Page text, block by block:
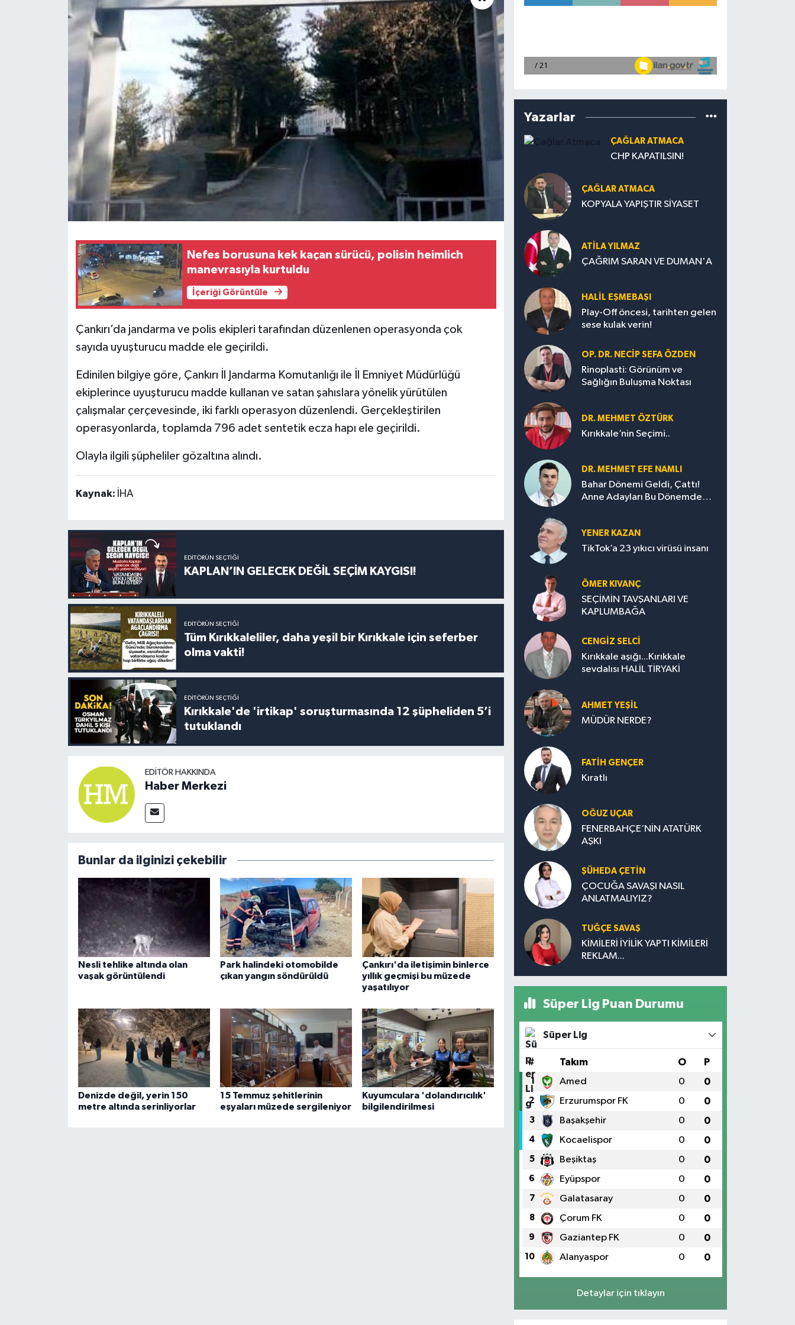
Nefes borusuna kek kaçan sürücü, polisin heimlich
manevrasıyla kurtuldu
İçeriği Görüntüle
Çankırı’da jandarma ve polis ekipleri tarafından düzenlenen operasyonda çok
sayıda uyuşturucu madde ele geçirildi.
Edinilen bilgiye göre, Çankırı İl Jandarma Komutanlığı ile İl Emniyet Müdürlüğü
ekiplerince uyuşturucu madde kullanan ve satan şahıslara yönelik yürütülen
çalışmalar çerçevesinde, iki farklı operasyon düzenlendi. Gerçekleştirilen
operasyonlarda, toplamda 796 adet sentetik ecza hapı ele geçirildi.
Olayla ilgili şüpheliler gözaltına alındı.
Kaynak: İHA
EDITÖRÜN SEÇTIĞI
KAPLAN’IN GELECEK DEĞİL SEÇİM KAYGISI!
EDITÖRÜN SEÇTIĞI
Tüm Kırıkkaleliler, daha yeşil bir Kırıkkale için seferber
olma vakti!
EDITÖRÜN SEÇTIĞI
Kırıkkale'de 'irtikap' soruşturmasında 12 şüpheliden 5’i
tutuklandı
EDITÖR HAKKINDA
Haber Merkezi
Bunlar da ilginizi çekebilir
Nesli tehlike altında olan
vaşak görüntülendi
Park halindeki otomobilde
çıkan yangın söndürüldü
Çankırı'da iletişimin binlerce
yıllık geçmişi bu müzede
yaşatılıyor
Denizde değil, yerin 150
metre altında serinliyorlar
15 Temmuz şehitlerinin
eşyaları müzede sergileniyor
Kuyumculara 'dolandırıcılık'
bilgilendirilmesi
Yazarlar
ÇAĞLAR ATMACA
CHP KAPATILSIN!
ÇAĞLAR ATMACA
KOPYALA YAPIŞTIR SİYASET
ATILA YILMAZ
ÇAĞRIM SARAN VE DUMAN'A
HALIL EŞMEBAŞI
Play-Off öncesi, tarihten gelen
sese kulak verin!
OP. DR. NECIP SEFA ÖZDEN
Rinoplasti: Görünüm ve
Sağlığın Buluşma Noktası
DR. MEHMET ÖZTÜRK
Kırıkkale’nin Seçimi..
DR. MEHMET EFE NAMLI
Bahar Dönemi Geldi, Çattı!
Anne Adayları Bu Dönemde
YENER KAZAN
TikTok’a 23 yıkıcı virüsü insanı
ÖMER KIVANÇ
SEÇİMİN TAVŞANLARI VE
KAPLUMBAĞA
CENGİZ SELCİ
Kırıkkale aşığı...Kırıkkale
sevdalısı HALİL TİRYAKİ
AHMET YEŞİL
MÜDÜR NERDE?
FATIH GENÇER
Kıratlı
OĞUZ UÇAR
FENERBAHÇE’NİN ATATÜRK
AŞKI
ŞÜHEDA ÇETİN
ÇOCUĞA SAVAŞI NASIL
ANLATMALIYIZ?
TUĞÇE SAVAŞ
KİMİLERİ İYİLİK YAPTI KİMİLERİ
REKLAM...
Süper Lig Puan Durumu
Süper Lig
# Takım O P
1 Amed 0 0
2 Erzurumspor FK 0 0
3 Başakşehir 0 0
4 Kocaelispor 0 0
5 Beşiktaş 0 0
6 Eyüpspor 0 0
7 Galatasaray 0 0
8 Çorum FK 0 0
9 Gaziantep FK 0 0
10 Alanyaspor 0 0
Detaylar için tıklayın